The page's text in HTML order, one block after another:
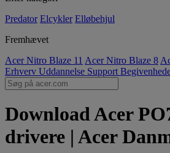
Predator Elcykler Elløbehjul
Fremhævet
Acer Nitro Blaze 11 Acer Nitro Blaze 8
Erhverv Uddannelse Support
Download Acer
drivere | Acer